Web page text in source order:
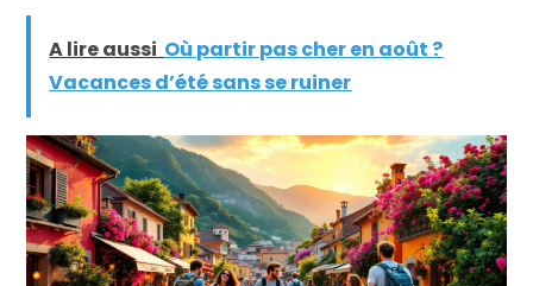
A lire aussi Où partir pas cher en août ?
Vacances d’été sans se ruiner